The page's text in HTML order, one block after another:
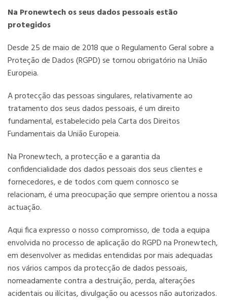
Na Pronewtech os seus dados pessoais estão
protegidos
Desde 25 de maio de 2018 que o Regulamento Geral sobre a
Proteção de Dados (RGPD) se tornou obrigatório na União
Europeia.
A protecção das pessoas singulares, relativamente ao
tratamento dos seus dados pessoais, é um direito
fundamental, estabelecido pela Carta dos Direitos
Fundamentais da União Europeia.
Na Pronewtech, a protecção e a garantia da
confidencialidade dos dados pessoais dos seus clientes e
fornecedores, e de todos com quem connosco se
relacionam, é uma preocupação que sempre orientou a nossa
actuação.
Aqui fica expresso o nosso compromisso, de toda a equipa
envolvida no processo de aplicação do RGPD na Pronewtech,
em desenvolver as medidas entendidas por mais adequadas
nos vários campos da protecção de dados pessoais,
nomeadamente contra a destruição, perda, alterações
acidentais ou ilícitas, divulgação ou acessos não autorizados.